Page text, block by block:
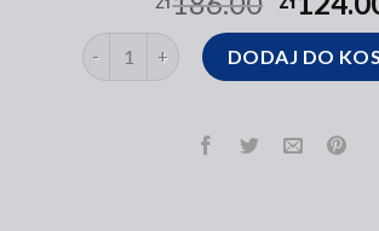
ilość torby bawelnianeDODAJ DO